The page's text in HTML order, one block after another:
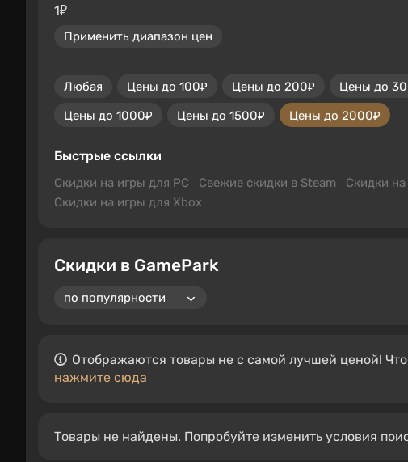
1₽
Применить диапазон цен
Любая Цены до 100₽ Цены до 200₽ Цены до
Цены до 1000₽
Цены до 1500₽ Цены до 2000₽
Быстрые ссылки
Скидки на игры для PC Свежие скидки в Steam Скидки
Скидки на игры для Xbox
Скидки в GamePark
Отображаются товары не с самой лучшей ценой!
нажмите сюда
Товары не найдены. Попробуйте изменить условия